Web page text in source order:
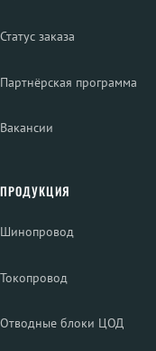
Статус заказа
Партнёрская программа
Вакансии
ПРОДУКЦИЯ
Шинопровод
Токопровод
Отводные блоки ЦОД